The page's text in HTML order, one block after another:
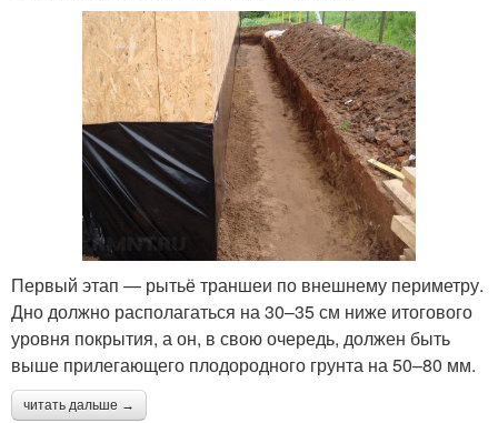
Первый этап — рытьё траншеи по внешнему периметру.
Дно должно располагаться на 30–35 см ниже итогового
уровня покрытия, а он, в свою очередь, должен быть
выше прилегающего плодородного грунта на 50–80 мм.
читать дальше →